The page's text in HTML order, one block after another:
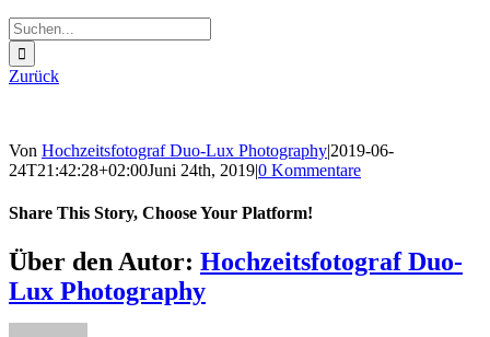
Suche
nach:
Zurück
Von Hochzeitsfotograf Duo-Lux Photography|2019-06-
24T21:42:28+02:00Juni 24th, 2019|0 Kommentare
Share This Story, Choose Your Platform!
Sharing_facebook
Sharing_twitter
Sharing_reddit
Über den Autor: Hochzeitsfotograf Duo-
Lux Photography